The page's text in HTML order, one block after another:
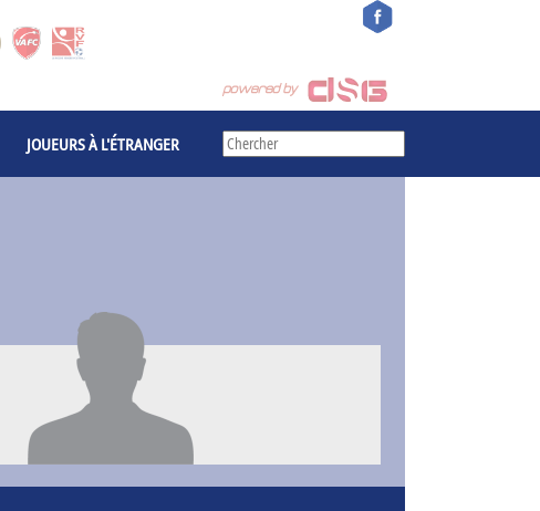
JOUEURS À L'ÉTRANGER